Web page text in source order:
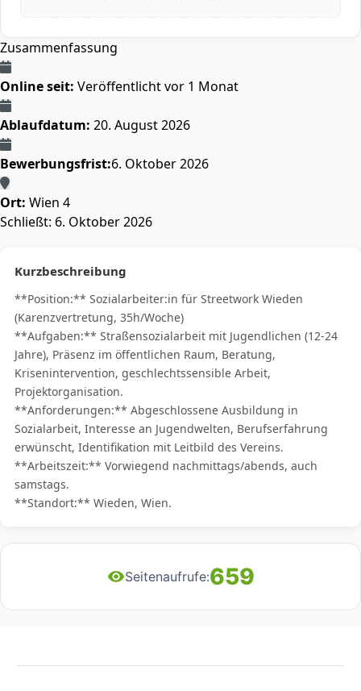
Zusammenfassung
Online seit: Veröffentlicht vor 1 Monat
Ablaufdatum: 20. August 2026
Bewerbungsfrist:6. Oktober 2026
Ort: Wien 4
Schließt: 6. Oktober 2026
Kurzbeschreibung
**Position:** Sozialarbeiter:in für Streetwork Wieden
(Karenzvertretung, 35h/Woche)
**Aufgaben:** Straßensozialarbeit mit Jugendlichen (12-24
Jahre), Präsenz im öffentlichen Raum, Beratung,
Krisenintervention, geschlechtssensible Arbeit,
Projektorganisation.
**Anforderungen:** Abgeschlossene Ausbildung in
Sozialarbeit, Interesse an Jugendwelten, Berufserfahrung
erwünscht, Identifikation mit Leitbild des Vereins.
**Arbeitszeit:** Vorwiegend nachmittags/abends, auch
samstags.
**Standort:** Wieden, Wien.
Seitenaufrufe:659